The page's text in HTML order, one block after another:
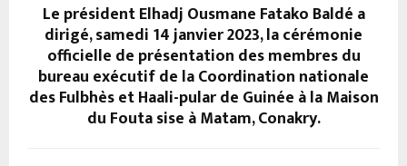
Le président Elhadj Ousmane Fatako Baldé a
dirigé, samedi 14 janvier 2023, la cérémonie
officielle de présentation des membres du
bureau exécutif de la Coordination nationale
des Fulbhès et Haali-pular de Guinée à la Maison
du Fouta sise à Matam, Conakry.